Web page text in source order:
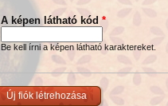
A képen látható kód *
Be kell írni a képen látható karaktereket.